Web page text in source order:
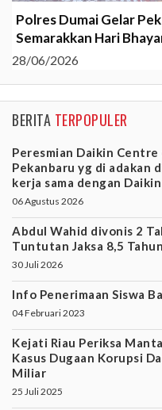
Polres Dumai Gelar
Semarakkan Hari
28/06/2026
BERITA TERPOPULER
Peresmian Daikin
Pekanbaru yg di adakan
kerja sama dengan
06 Agustus 2026
Abdul Wahid divonis 2
Tuntutan Jaksa 8,5 Tahun
30 Juli 2026
Info Penerimaan Siswa
04 Februari 2023
Kejati Riau Periksa
Kasus Dugaan Korupsi
Miliar
25 Juli 2025